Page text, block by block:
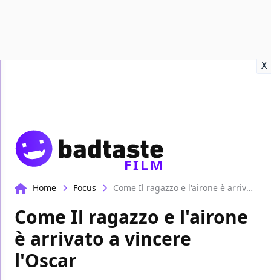
X
FILM
Home Focus Come Il ragazzo e l'airone è arrivato a vincere l'Oscar
Come Il ragazzo e l'airone
è arrivato a vincere
l'Oscar